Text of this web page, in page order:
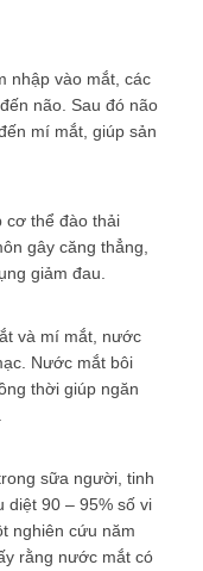
nhập vào mắt, các
não. Sau đó não
mí mắt, giúp sản
cơ thể đào thải
gây căng thẳng,
giảm đau.
và mí mắt, nước
Nước mắt bôi
thời giúp ngăn
sữa người, tinh
diệt 90 – 95% số vi
nghiên cứu năm
rằng nước mắt có